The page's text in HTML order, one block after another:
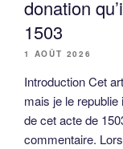
donation
1503
1 AOÛT 2026
Introduction Cet
mais je le
de cet acte de
commentaire.